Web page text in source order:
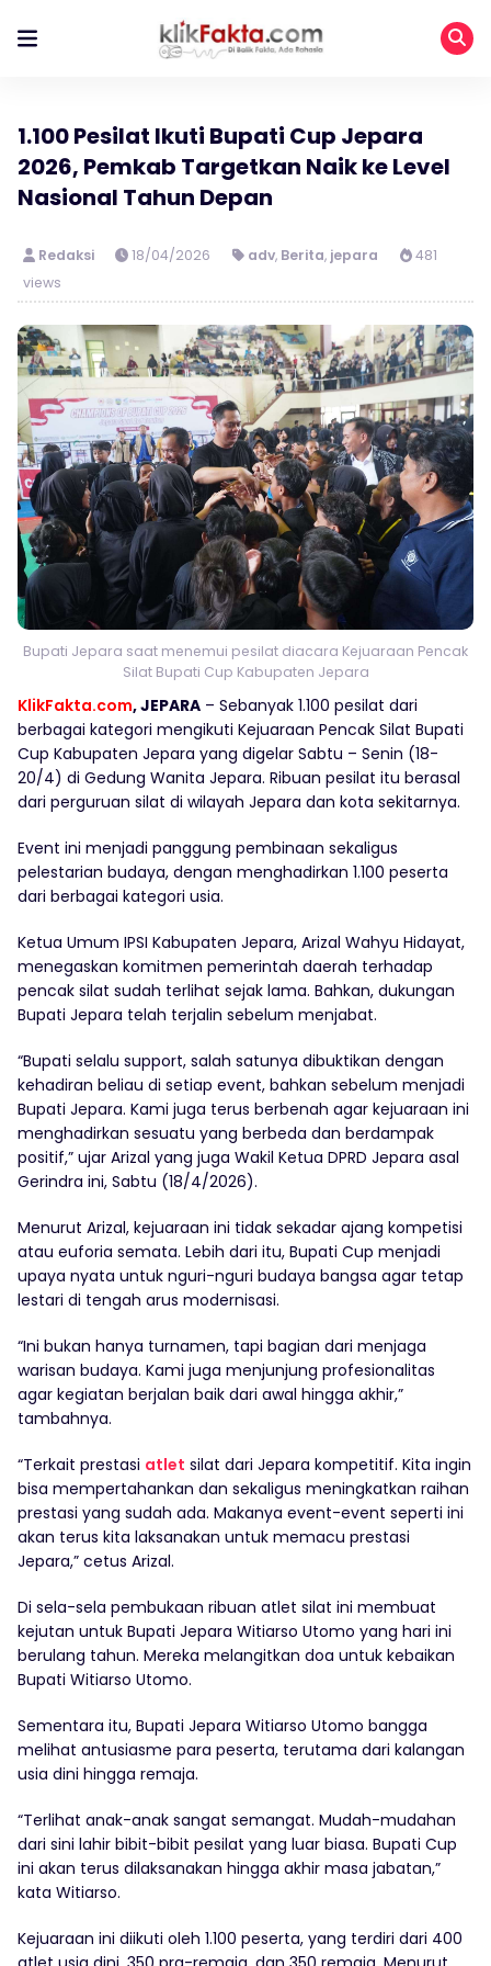
1.100 Pesilat Ikuti Bupati Cup Jepara
2026, Pemkab Targetkan Naik ke Level
Nasional Tahun Depan
Redaksi 18/04/2026 adv, Berita, jepara
481
views
Bupati Jepara saat menemui pesilat diacara Kejuaraan Pencak
Silat Bupati Cup Kabupaten Jepara
KlikFakta.com, JEPARA – Sebanyak 1.100 pesilat dari
berbagai kategori mengikuti Kejuaraan Pencak Silat Bupati
Cup Kabupaten Jepara yang digelar Sabtu – Senin (18-
20/4) di Gedung Wanita Jepara. Ribuan pesilat itu berasal
dari perguruan silat di wilayah Jepara dan kota sekitarnya.
Event ini menjadi panggung pembinaan sekaligus
pelestarian budaya, dengan menghadirkan 1.100 peserta
dari berbagai kategori usia.
Ketua Umum IPSI Kabupaten Jepara, Arizal Wahyu Hidayat,
menegaskan komitmen pemerintah daerah terhadap
pencak silat sudah terlihat sejak lama. Bahkan, dukungan
Bupati Jepara telah terjalin sebelum menjabat.
“Bupati selalu support, salah satunya dibuktikan dengan
kehadiran beliau di setiap event, bahkan sebelum menjadi
Bupati Jepara. Kami juga terus berbenah agar kejuaraan ini
menghadirkan sesuatu yang berbeda dan berdampak
positif,” ujar Arizal yang juga Wakil Ketua DPRD Jepara asal
Gerindra ini, Sabtu (18/4/2026).
Menurut Arizal, kejuaraan ini tidak sekadar ajang kompetisi
atau euforia semata. Lebih dari itu, Bupati Cup menjadi
upaya nyata untuk nguri-nguri budaya bangsa agar tetap
lestari di tengah arus modernisasi.
“Ini bukan hanya turnamen, tapi bagian dari menjaga
warisan budaya. Kami juga menjunjung profesionalitas
agar kegiatan berjalan baik dari awal hingga akhir,”
tambahnya.
“Terkait prestasi atlet silat dari Jepara kompetitif. Kita ingin
bisa mempertahankan dan sekaligus meningkatkan raihan
prestasi yang sudah ada. Makanya event-event seperti ini
akan terus kita laksanakan untuk memacu prestasi
Jepara,” cetus Arizal.
Di sela-sela pembukaan ribuan atlet silat ini membuat
kejutan untuk Bupati Jepara Witiarso Utomo yang hari ini
berulang tahun. Mereka melangitkan doa untuk kebaikan
Bupati Witiarso Utomo.
Sementara itu, Bupati Jepara Witiarso Utomo bangga
melihat antusiasme para peserta, terutama dari kalangan
usia dini hingga remaja.
“Terlihat anak-anak sangat semangat. Mudah-mudahan
dari sini lahir bibit-bibit pesilat yang luar biasa. Bupati Cup
ini akan terus dilaksanakan hingga akhir masa jabatan,”
kata Witiarso.
Kejuaraan ini diikuti oleh 1.100 peserta, yang terdiri dari 400